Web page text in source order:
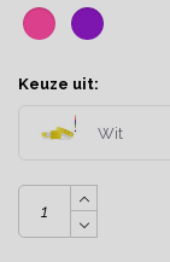
Keuze uit:
Wit